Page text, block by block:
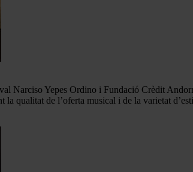
Narciso Yepes Ordino i Fundació Crèdit
qualitat de l’oferta musical i de la varietat